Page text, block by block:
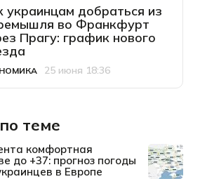
украинцам добраться из
во Франкфурт
Прагу: график нового
публикации
25 июня 18:36
теме
комфортная
до +37: прогноз погоды
в Европе